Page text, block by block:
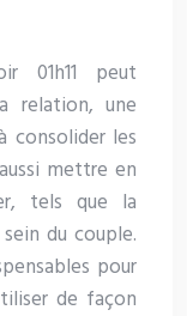
01h11 peut
relation, une
consolider les
mettre en
tels que la
du couple.
pour
de façon